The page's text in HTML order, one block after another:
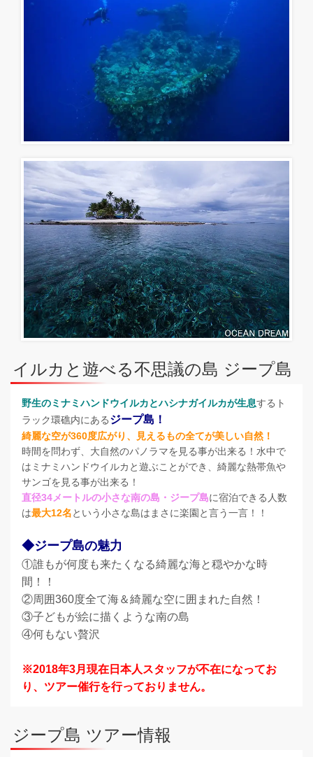
イルカと遊べる不思議の島 ジープ島
野生のミナミハンドウイルカとハシナガイルカが生息するト
ラック環礁内にあるジープ島！
綺麗な空が360度広がり、見えるもの全てが美しい自然！
時間を問わず、大自然のパノラマを見る事が出来る！水中で
はミナミハンドウイルカと遊ぶことができ、綺麗な熱帯魚や
サンゴを見る事が出来る！
直径34メートルの小さな南の島・ジープ島に宿泊できる人数
は最大12名という小さな島はまさに楽園と言う一言！！
◆ジープ島の魅力
①誰もが何度も来たくなる綺麗な海と穏やかな時
間！！
②周囲360度全て海＆綺麗な空に囲まれた自然！
③子どもが絵に描くような南の島
④何もない贅沢
※2018年3月現在日本人スタッフが不在になってお
り、ツアー催行を行っておりません。
ジープ島 ツアー情報